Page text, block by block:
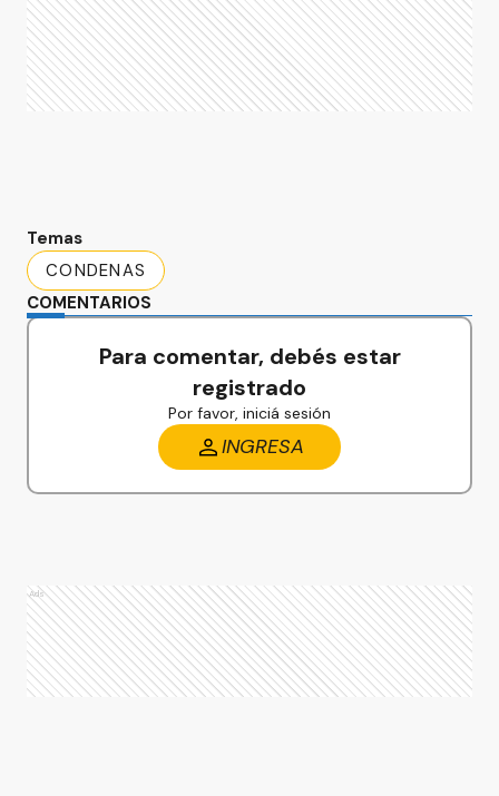
Temas
CONDENAS
COMENTARIOS
Para comentar, debés estar
registrado
Por favor, iniciá sesión
INGRESA
Ads